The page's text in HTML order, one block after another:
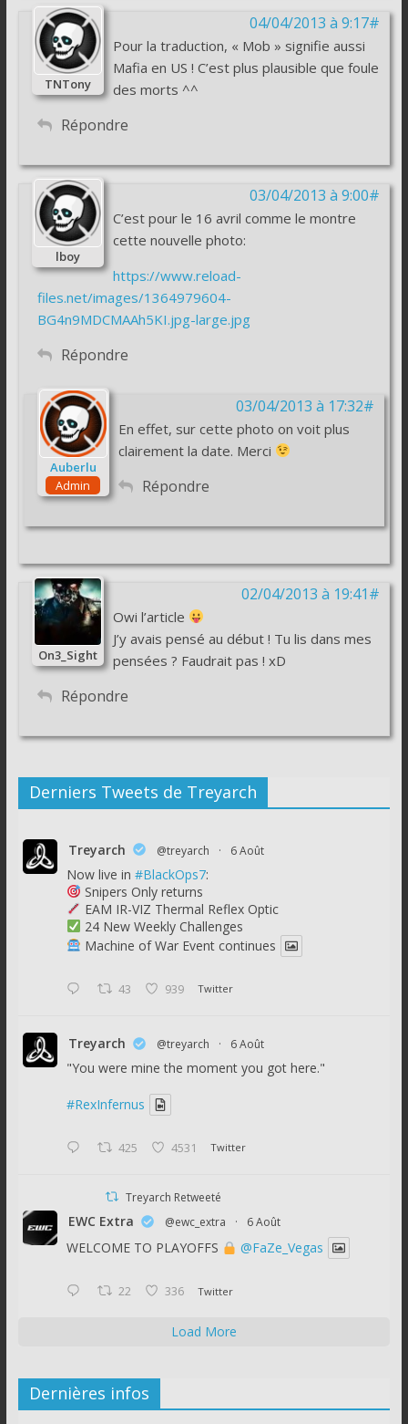
04/04/2013 à 9:17#
TNTony
Pour la traduction, « Mob » signifie aussi
Mafia en US ! C’est plus plausible que foule
des morts ^^
Répondre
03/04/2013 à 9:00#
lboy
C’est pour le 16 avril comme le montre
cette nouvelle photo:
https://www.reload-
files.net/images/1364979604-
BG4n9MDCMAAh5KI.jpg-large.jpg
Répondre
03/04/2013 à 17:32#
Auberlu
Admin
En effet, sur cette photo on voit plus
clairement la date. Merci
Répondre
02/04/2013 à 19:41#
On3_Sight
Owi l’article
J’y avais pensé au début ! Tu lis dans mes
pensées ? Faudrait pas ! xD
Répondre
Derniers Tweets de Treyarch
Treyarch @treyarch · 6 Août
Now live in #BlackOps7:
Snipers Only returns
EAM IR-VIZ Thermal Reflex Optic
24 New Weekly Challenges
Machine of War Event continues
43 939 Twitter
Treyarch @treyarch · 6 Août
"You were mine the moment you got here."
#RexInfernus
425 4531 Twitter
Treyarch Retweeté
EWC Extra @ewc_extra · 6 Août
WELCOME TO PLAYOFFS @FaZe_Vegas
22 336 Twitter
Load More
Dernières infos